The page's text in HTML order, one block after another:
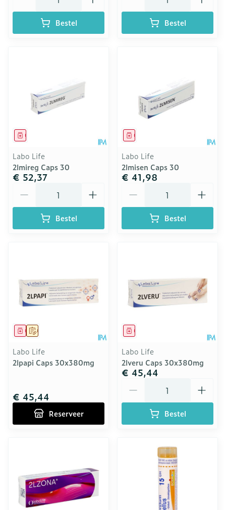
Bestel Bestel
Geneesmiddel
Labo Life
2lmireg Caps 30
€ 52,37
Bestel
Geneesmiddel
Labo Life
2lmisen Caps 30
€ 41,98
Bestel
Op voorschrift
Geneesmiddel
Labo Life
2lpapi Caps 30x380mg
€ 45,44
Reserveer
Geneesmiddel
Labo Life
2lveru Caps 30x380mg
€ 45,44
Bestel